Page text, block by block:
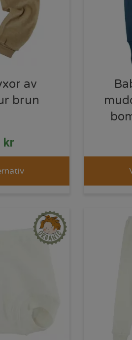
av
brun
kr